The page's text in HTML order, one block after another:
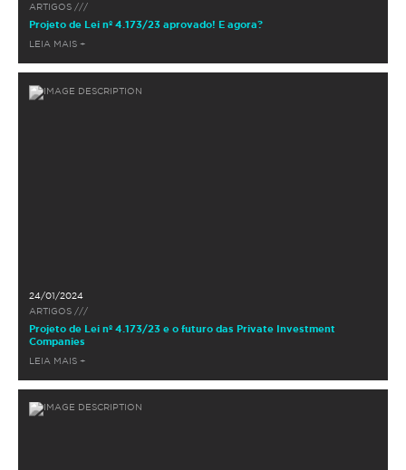
ARTIGOS ///
Projeto de Lei nº 4.173/23 aprovado! E agora?
LEIA MAIS +
24/01/2024
ARTIGOS ///
Projeto de Lei nº 4.173/23 e o futuro das Private Investment
Companies
LEIA MAIS +